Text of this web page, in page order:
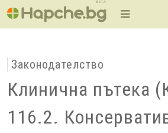
BETA
Законодателство
Клинична пътека
116.2.